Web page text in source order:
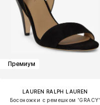
Премиум
LAUREN RALPH LAUREN
Босоножки с ремешком 'GRACY'